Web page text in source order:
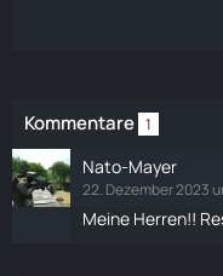
Kommentare 1
Nato-Mayer
22. Dezember 2023
Meine Herren!!